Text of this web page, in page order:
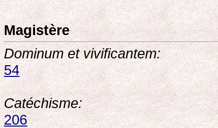
Magistère
Dominum et vivificantem:
54
Catéchisme:
206